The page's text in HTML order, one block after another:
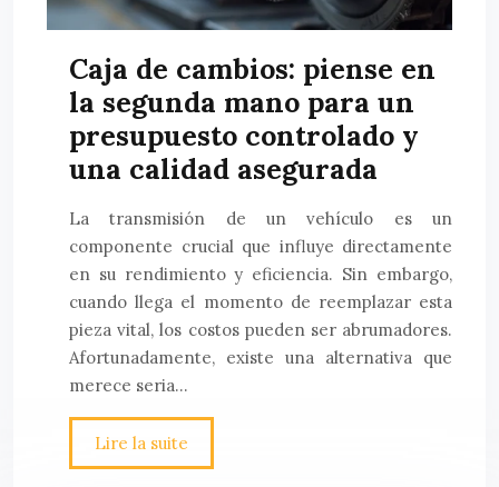
Caja de cambios: piense en
la segunda mano para un
presupuesto controlado y
una calidad asegurada
La transmisión de un vehículo es un
componente crucial que influye directamente
en su rendimiento y eficiencia. Sin embargo,
cuando llega el momento de reemplazar esta
pieza vital, los costos pueden ser abrumadores.
Afortunadamente, existe una alternativa que
merece seria…
Lire la suite